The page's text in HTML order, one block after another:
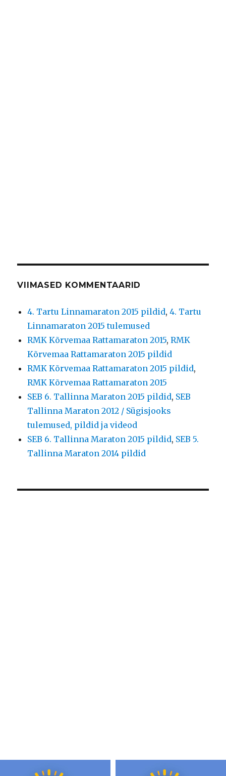
VIIMASED KOMMENTAARID
4. Tartu Linnamaraton 2015 pildid,4. Tartu
Linnamaraton 2015 tulemused
RMK Kõrvemaa Rattamaraton 2015,RMK
Kõrvemaa Rattamaraton 2015 pildid
RMK Kõrvemaa Rattamaraton 2015 pildid,
RMK Kõrvemaa Rattamaraton 2015
SEB 6. Tallinna Maraton 2015 pildid, SEB
Tallinna Maraton 2012 / Sügisjooks
tulemused, pildid ja videod
SEB 6. Tallinna Maraton 2015 pildid, SEB 5.
Tallinna Maraton 2014 pildid